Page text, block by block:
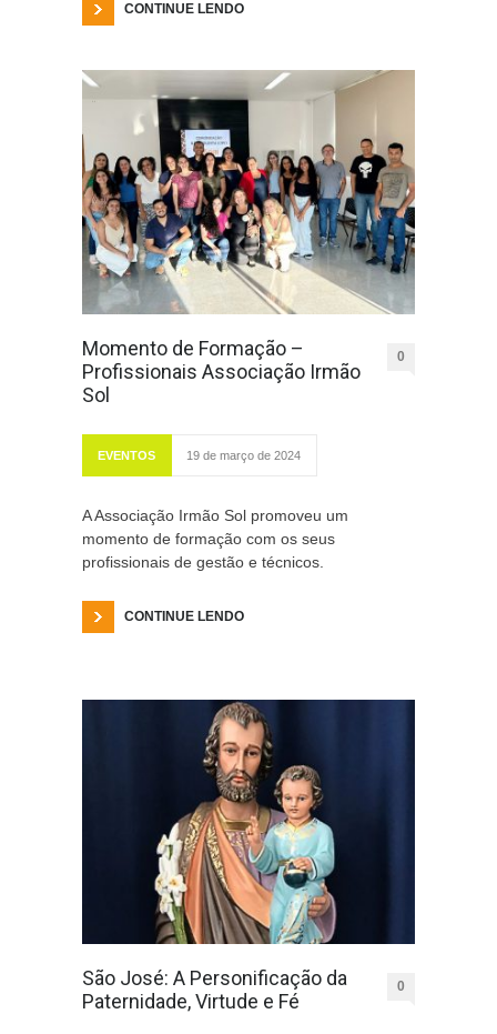
CONTINUE LENDO
Momento de Formação –
Profissionais Associação Irmão
Sol
0
EVENTOS 19 de março de 2024
A Associação Irmão Sol promoveu um
momento de formação com os seus
profissionais de gestão e técnicos.
CONTINUE LENDO
São José: A Personificação da
Paternidade, Virtude e Fé
0